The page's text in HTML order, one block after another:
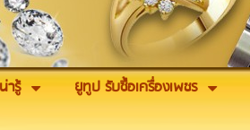
ารู้ ยูทูป รับซื้อเครื่องเพชร